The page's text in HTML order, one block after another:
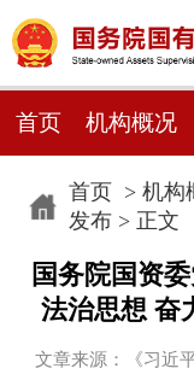
首页 机构概况
首页> 机构
发布> 正文
国务院国资
法治思想 奋
文章来源：《习